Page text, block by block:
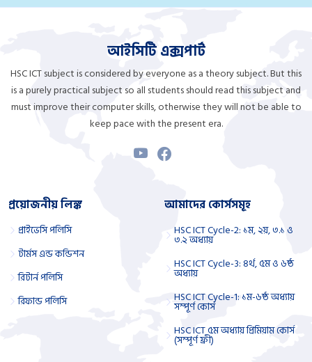
আইসিটি এক্সপার্ট
HSC ICT subject is considered by everyone as a theory subject. But this
is a purely practical subject so all students should read this subject and
must improve their computer skills, otherwise they will not be able to
keep pace with the present era.
প্রয়োজনীয় লিঙ্ক
প্রাইভেসি পলিসি
টার্মস এন্ড কন্ডিশন
রিটার্ন পলিসি
রিফান্ড পলিসি
আমাদের কোর্সসমূহ
HSC ICT Cycle-2: ১ম, ২য়, ৩.১ ও
৩.২ অধ্যায়
HSC ICT Cycle-3: ৪র্থ, ৫ম ও ৬ষ্ঠ
অধ্যায়
HSC ICT Cycle-1: ১ম-৬ষ্ঠ অধ্যায়
সম্পূর্ণ কোর্স
HSC ICT ৫ম অধ্যায় প্রিমিয়াম কোর্স
(সম্পূর্ণ ফ্রী)